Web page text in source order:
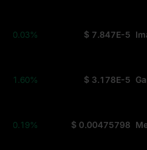
$ 7.847E-5
+0.03%
$ 3.178E-5
+1.60%
$ 0.00475798
+0.19%